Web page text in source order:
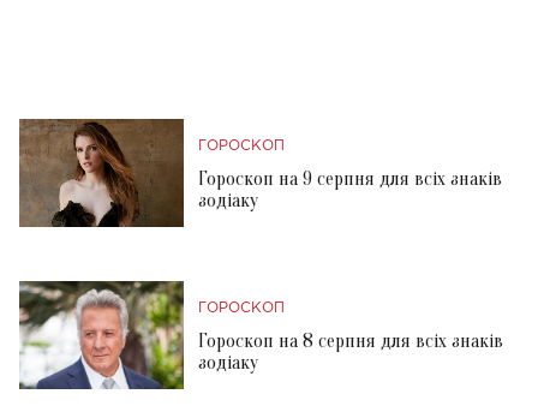
ГОРОСКОП
Гороскоп на 9 серпня для всіх знаків
зодіаку
ГОРОСКОП
Гороскоп на 8 серпня для всіх знаків
зодіаку